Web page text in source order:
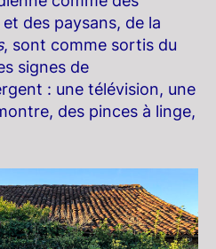
des paysans, de la
, sont comme sortis du
signes de
: une télévision, une
des pinces à linge,